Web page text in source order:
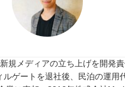
規メディアの立ち上げを開発
ルゲートを退社後、民泊の運用